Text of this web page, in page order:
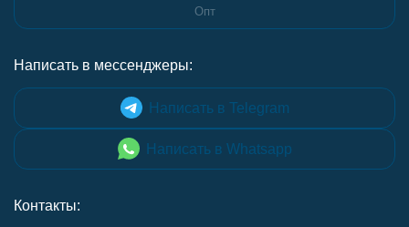
Опт
Написать в мессенджеры:
Написать в Telegram
Написать в Whatsapp
Контакты: